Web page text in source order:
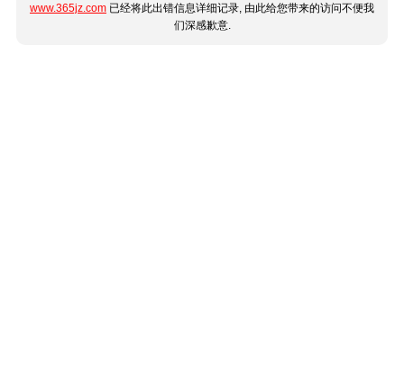
www.365jz.com 已经将此出错信息详细记录, 由此给您带来的访问不便我
们深感歉意.